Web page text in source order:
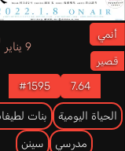
أنمي
قصير
9 يناير
7.64
#1595
الحياة اليومية بنات
مدرسي سينن